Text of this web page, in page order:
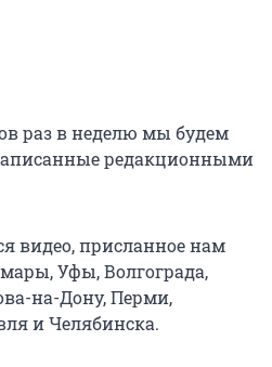
раз в неделю мы будем
редакционными
видео, присланное нам
Уфы, Волгограда,
на-Дону, Перми,
и Челябинска.